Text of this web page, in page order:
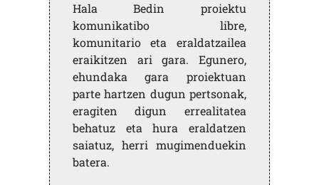
Hala Bedin proiektu
komunikatibo libre,
komunitario eta eraldatzailea
eraikitzen ari gara. Egunero,
ehundaka gara proiektuan
parte hartzen dugun pertsonak,
eragiten digun errealitatea
behatuz eta hura eraldatzen
saiatuz, herri mugimenduekin
batera.